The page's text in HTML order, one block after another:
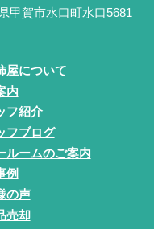
甲賀市水口町水口5681
屋について
内
フ紹介
フブログ
ルームのご案内
例
の声
売却